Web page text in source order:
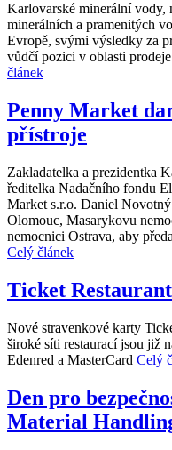
Karlovarské minerální vody,
minerálních a pramenitých
Evropě, svými výsledky za
vůdčí pozici v oblasti
článek
Penny Market
přístroje
Zakladatelka a prezidentka
ředitelka Nadačního fondu
Market s.r.o. Daniel
Olomouc, Masarykovu
nemocnici Ostrava, aby
Celý článek
Ticket
Nové stravenkové karty
široké síti restaurací jsou již
Edenred a MasterCard Celý
Den pro
Material